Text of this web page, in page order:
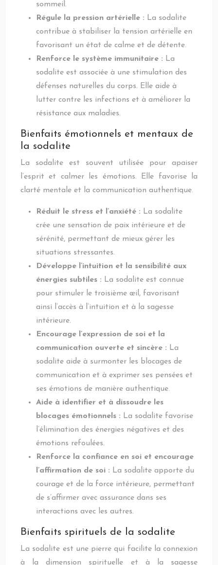
sommeil.
Régule la pression artérielle : La sodalite
contribue à stabiliser la tension artérielle en
favorisant un état de calme et de détente.
Renforce le système immunitaire : La
sodalite est associée à une stimulation des
défenses naturelles du corps. Elle aide à
lutter contre les infections et à améliorer la
résistance aux maladies.
Bienfaits émotionnels et mentaux de
la sodalite
La sodalite est souvent utilisée pour apaiser
l’esprit et calmer les émotions. Elle favorise la
clarté mentale et la communication authentique.
Réduit le stress et l’anxiété : La sodalite
crée une sensation de paix intérieure et de
sérénité, permettant de mieux gérer les
situations stressantes.
Développe l’intuition et la sensibilité aux
énergies subtiles : La sodalite est connue
pour stimuler le troisième œil, favorisant
ainsi l’accès à l’intuition et à la sagesse
intérieure.
Encourage l’expression de soi et la
communication ouverte et sincère : La
sodalite aide à surmonter les blocages de
communication et à exprimer ses pensées et
ses émotions de manière authentique.
Aide à identifier et à dissoudre les
blocages émotionnels : La sodalite favorise
l’élimination des énergies négatives et des
émotions refoulées.
Renforce la confiance en soi et encourage
l’affirmation de soi : La sodalite apporte du
courage et de la force intérieure, permettant
de s’affirmer avec assurance dans ses
interactions avec les autres.
Bienfaits spirituels de la sodalite
La sodalite est une pierre qui facilite la connexion
à la dimension spirituelle et à la sagesse